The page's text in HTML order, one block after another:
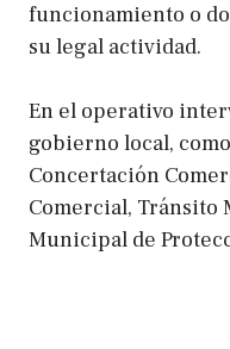
funcionamiento o
su legal actividad.
En el operativo
gobierno local,
Concertación
Comercial, Tránsito
Municipal de